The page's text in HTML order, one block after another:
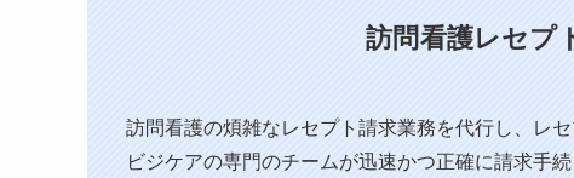
訪問看護レセプ
訪問看護の煩雑なレセプト請求業務を代行し、⁨⁩レ
ビジケアの専門のチームが迅速かつ正確に請求手